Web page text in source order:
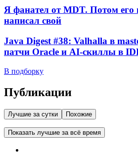
Я фанател от MDT. Потом его
написал свой
Java Digest #38: Valhalla в
патчи Oracle и AI-скиллы в
В подборку
Публикации
Лучшие за сутки Похожие
Показать лучшие за всё время